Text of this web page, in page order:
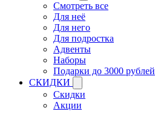
Смотреть все
Для неё
Для него
Для подростка
Адвенты
Наборы
Подарки до 3000 рублей
СКИДКИ
Скидки
Акции